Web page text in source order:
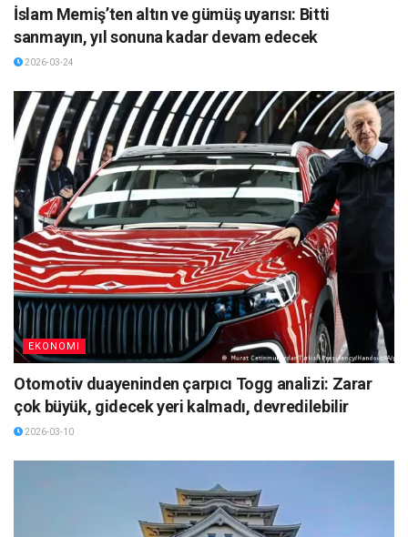
İslam Memiş’ten altın ve gümüş uyarısı: Bitti
sanmayın, yıl sonuna kadar devam edecek
2026-03-24
EKONOMI
Otomotiv duayeninden çarpıcı Togg analizi: Zarar
çok büyük, gidecek yeri kalmadı, devredilebilir
2026-03-10